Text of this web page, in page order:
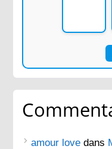
amour love dans